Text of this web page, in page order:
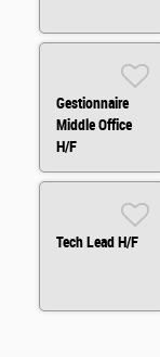
Gestionnaire
Middle Office
H/F
Tech Lead H/F